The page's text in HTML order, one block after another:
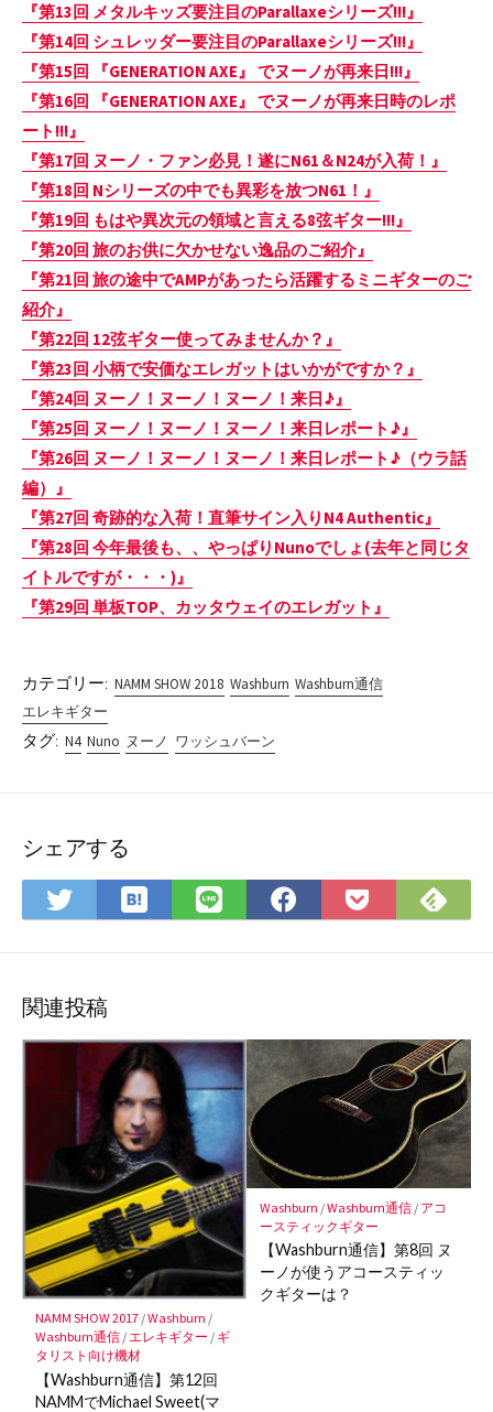
『第13回 メタルキッズ要注目のParallaxeシリーズ!!!』
『第14回 シュレッダー要注目のParallaxeシリーズ!!!』
『第15回 『GENERATION AXE』 でヌーノが再来日!!!』
『第16回 『GENERATION AXE』 でヌーノが再来日時のレポ
ート!!!』
『第17回 ヌーノ・ファン必見！遂にN61＆N24が入荷！』
『第18回 Nシリーズの中でも異彩を放つN61！』
『第19回 もはや異次元の領域と言える8弦ギター!!!』
『第20回 旅のお供に欠かせない逸品のご紹介』
『第21回 旅の途中でAMPがあったら活躍するミニギターのご
紹介』
『第22回 12弦ギター使ってみませんか？』
『第23回 小柄で安価なエレガットはいかがですか？』
『第24回 ヌーノ！ヌーノ！ヌーノ！来日♪』
『第25回 ヌーノ！ヌーノ！ヌーノ！来日レポート♪』
『第26回 ヌーノ！ヌーノ！ヌーノ！来日レポート♪（ウラ話
編）』
『第27回 奇跡的な入荷！直筆サイン入りN4 Authentic』
『第28回 今年最後も、、やっぱりNunoでしょ(去年と同じタ
イトルですが・・・)』
『第29回 単板TOP、カッタウェイのエレガット』
カテゴリー: NAMM SHOW 2018 Washburn Washburn通信
エレキギター
タグ: N4 Nuno ヌーノ ワッシュバーン
シェアする
Twitter
で
ア
は
て
マ
ー
ク
に
保
存
LINE
で
Facebook
で
Pocket
に
で
関連投稿
NAMM SHOW 2017/Washburn /
Washburn通信/エレキギター / ギ
タリスト向け機材
【Washburn通信】第12回
NAMMでMichael Sweet(マ
Washburn /Washburn通信/ アコ
ースティックギター
【Washburn通信】第8回 ヌ
ーノが使うアコースティッ
クギターは？